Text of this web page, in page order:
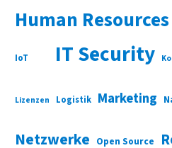
Human Resources
IoT IT Security
Lizenzen Logistik Marketing
Netzwerke Open Source